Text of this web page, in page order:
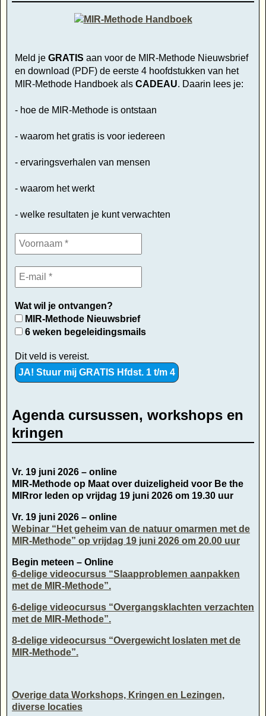
Meld je GRATIS aan voor de MIR-Methode Nieuwsbrief
en download (PDF) de eerste 4 hoofdstukken van het
MIR-Methode Handboek als CADEAU. Daarin lees je:
- hoe de MIR-Methode is ontstaan
- waarom het gratis is voor iedereen
- ervaringsverhalen van mensen
- waarom het werkt
- welke resultaten je kunt verwachten
Wat wil je ontvangen?
MIR-Methode Nieuwsbrief
6 weken begeleidingsmails
Dit veld is vereist.
Agenda cursussen, workshops en
kringen
Vr. 19 juni 2026 – online
MIR-Methode op Maat over duizeligheid voor Be the
MIRror leden op vrijdag 19 juni 2026 om 19.30 uur
Vr. 19 juni 2026 – online
Webinar “Het geheim van de natuur omarmen met de
MIR-Methode” op vrijdag 19 juni 2026 om 20.00 uur
Begin meteen – Online
6-delige videocursus “Slaapproblemen aanpakken
met de MIR-Methode”.
6-delige videocursus “Overgangsklachten verzachten
met de MIR-Methode”.
8-delige videocursus “Overgewicht loslaten met de
MIR-Methode”.
Overige data Workshops, Kringen en Lezingen,
diverse locaties